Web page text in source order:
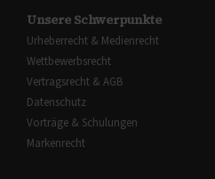
Unsere Schwerpunkte
Urheberrecht & Medienrecht
Wettbewerbsrecht
Vertragsrecht & AGB
Datenschutz
Vorträge & Schulungen
Markenrecht